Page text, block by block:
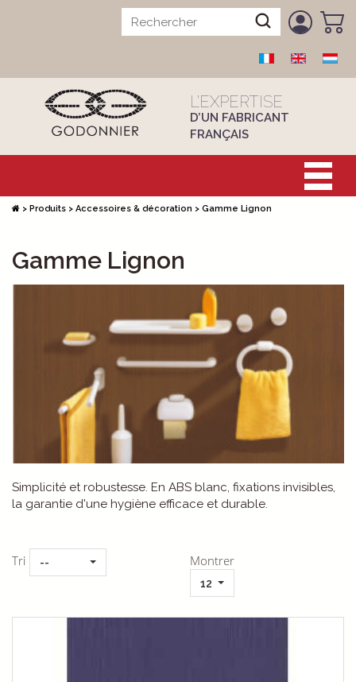
L’EXPERTISE
D’UN FABRICANT
FRANÇAIS
> Produits > Accessoires & décoration > Gamme Lignon
Gamme Lignon
Simplicité et robustesse. En ABS blanc, fixations invisibles,
la garantie d'une hygiène efficace et durable.
Tri -- Montrer
12